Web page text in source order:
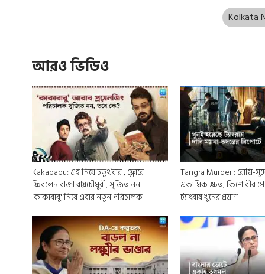
Kolkata
আরও ভিডিও
Kakababu: এই নিয়ে চতুর্থবার , ফ্লোরে
ফিরলেন রাজা রায়চৌধুরী, সৃজিত নন
'কাকাবাবু' নিয়ে এবার নতুন পরিচালক
Tangra Murder : রোমি-
একাধিক ক্ষত, কিশোরীর
ট্যাংরায় খুনের প্রমাণ